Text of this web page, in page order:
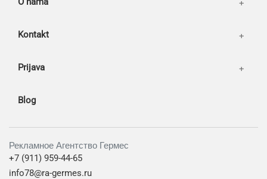
Kontakt
Prijava
Blog
Рекламное Агентство Гермес
+7 (911) 959-44-65
info78@ra-germes.ru